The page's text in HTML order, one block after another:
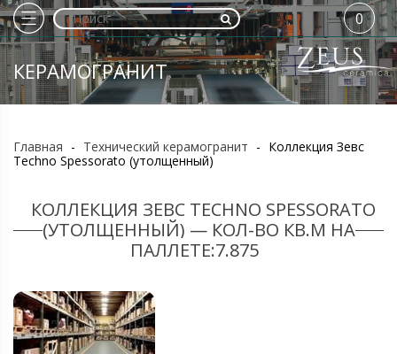
КЕРАМОГРАНИТ
0
Главная - Технический керамогранит - Коллекция Зевс
Techno Spessorato (утолщенный)
КОЛЛЕКЦИЯ ЗЕВС TECHNO SPESSORATO
(УТОЛЩЕННЫЙ) — КОЛ-ВО КВ.М НА
ПАЛЛЕТЕ:7.875